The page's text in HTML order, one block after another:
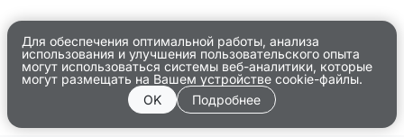
Для обеспечения оптимальной работы, анализа
использования и улучшения пользовательского опыта
могут использоваться системы веб-аналитики, которые
могут размещать на Вашем устройстве cookie-файлы.
OK
Подробнее